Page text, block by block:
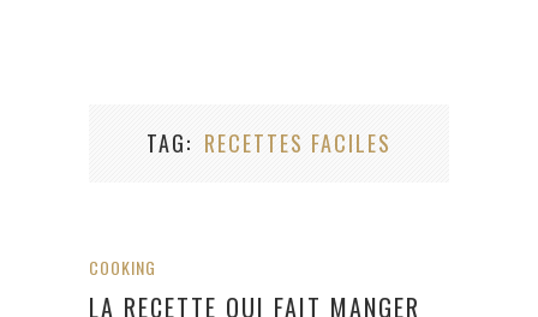
TAG RECETTES FACILES
COOKING
LA RECETTE QUI FAIT MANGER